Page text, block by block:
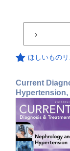
ほしいもの
Current
Hypertension,